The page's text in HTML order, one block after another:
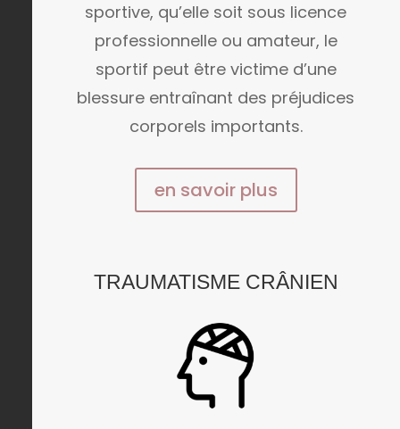
sportive, qu’elle soit sous licence
professionnelle ou amateur, le
sportif peut être victime d’une
blessure entraînant des préjudices
corporels importants.
en savoir plus
TRAUMATISME CRÂNIEN